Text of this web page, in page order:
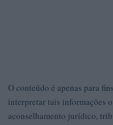
O conteúdo é apenas para
interpretar tais informações
aconselhamento jurídico,